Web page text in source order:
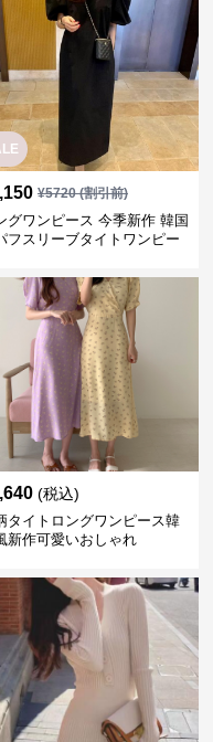
¥5720(割引前)
グワンピース 今季新作 韓国
フスリーブタイトワンピー
(税込)
タイトロングワンピース韓
新作可愛いおしゃれ